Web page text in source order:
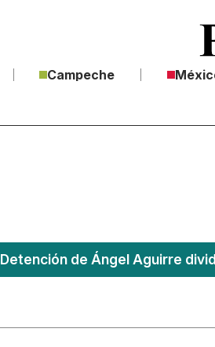
Campeche
Detención de Ángel Aguirre